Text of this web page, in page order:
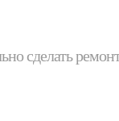
сделать